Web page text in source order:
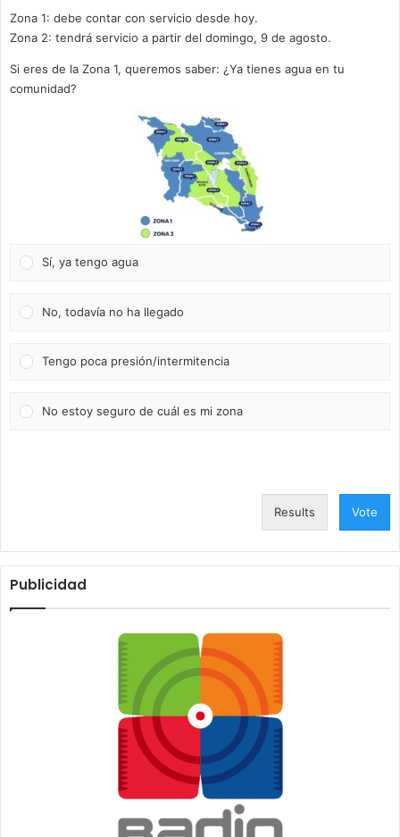
Zona 1: debe contar con servicio desde hoy.
Zona 2: tendrá servicio a partir del domingo, 9 de agosto.
Si eres de la Zona 1, queremos saber: ¿Ya tienes agua en tu
comunidad?
Sí, ya tengo agua
No, todavía no ha llegado
Tengo poca presión/intermitencia
No estoy seguro de cuál es mi zona
Results Vote
Publicidad